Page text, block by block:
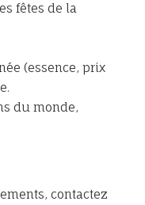
fêtes de la
(essence, prix
du monde,
contactez